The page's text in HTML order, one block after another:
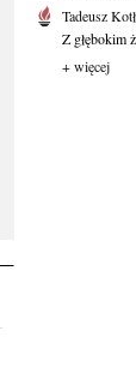
Tadeusz
Z głębokim
+ więcej